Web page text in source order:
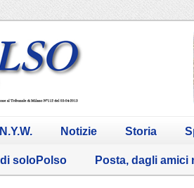
N.Y.W. Notizie Storia
di soloPolso Posta, dagli amici